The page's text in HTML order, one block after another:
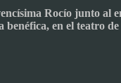
Rocío junto al
benéfica, en el teatro